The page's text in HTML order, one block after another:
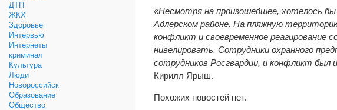
ДТП
ЖКХ
Здоровье
Интервью
Интернеты
криминал
Культура
Люди
Новороссийск
Образование
Общество
«Несмотря на произошедшее, хотелось
Адлерском районе. На пляжную
конфликт и своевременное реагирование
нивелировать. Сотрудники охранного
сотрудников Росгвардии, и конфликт был
Кирилл Ярыш.
Похожих новостей нет.